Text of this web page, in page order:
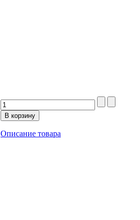
Описание товара